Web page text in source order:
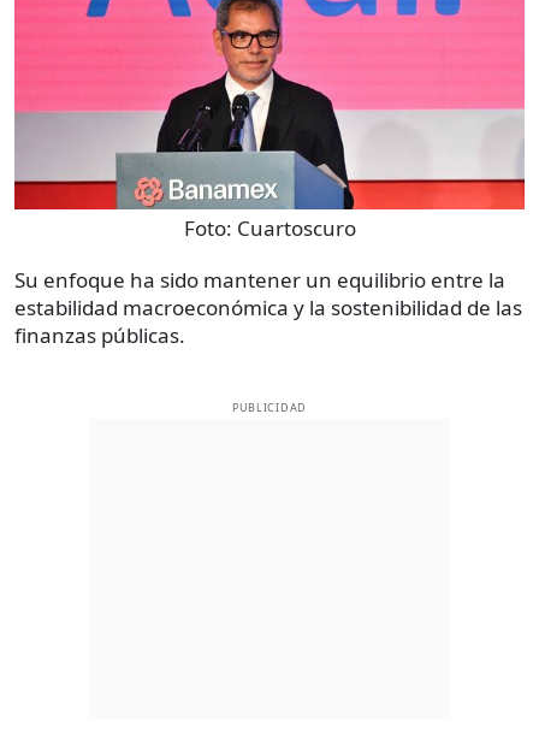
Foto: Cuartoscuro
Su enfoque ha sido mantener un equilibrio entre la
estabilidad macroeconómica y la sostenibilidad de las
finanzas públicas.
PUBLICIDAD